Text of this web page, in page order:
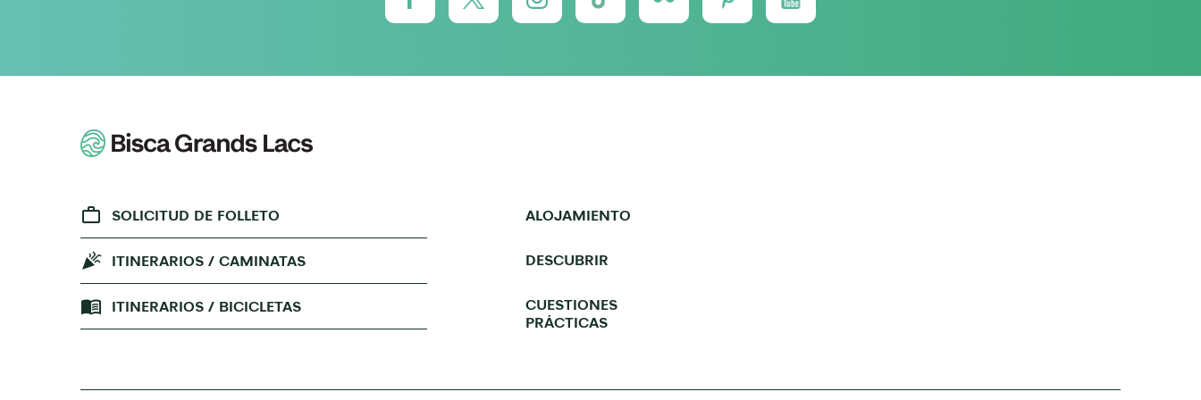
SOLICITUD DE FOLLETO
ITINERARIOS / CAMINATAS
ITINERARIOS / BICICLETAS
ALOJAMIENTO
DESCUBRIR
CUESTIONES
PRÁCTICAS